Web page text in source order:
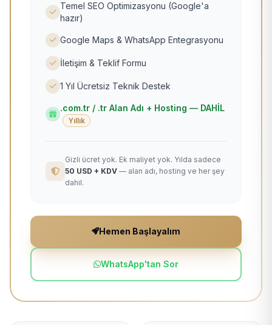
Temel SEO Optimizasyonu (Google'a
hazır)
Google Maps & WhatsApp Entegrasyonu
İletişim & Teklif Formu
1 Yıl Ücretsiz Teknik Destek
.com.tr / .tr Alan Adı + Hosting — DAHİL
Yıllık
Gizli ücret yok. Ek maliyet yok. Yılda sadece
50 USD + KDV — alan adı, hosting ve her şey
dahil.
Hemen Başlayalım
WhatsApp'tan Sor